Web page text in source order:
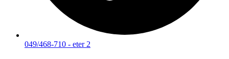
049/468-710 - eter 2